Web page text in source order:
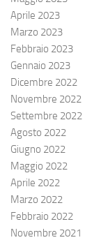
Aprile 2023
Marzo 2023
Febbraio 2023
Gennaio 2023
Dicembre 2022
Novembre 2022
Settembre 2022
Agosto 2022
Giugno 2022
Maggio 2022
Aprile 2022
Marzo 2022
Febbraio 2022
Novembre 2021